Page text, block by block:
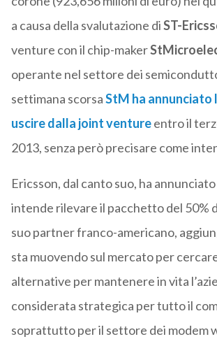
a causa della svalutazione diST-
venture con il chip-maker
operante nel settore dei
settimana scorsaStM ha annunciato
uscire dalla joint ventureentro il
2013, senza però precisare come
Ericsson, dal canto suo, ha
intende rilevare il pacchetto del 50%
suo partner franco-americano,
sta muovendo sul mercato per
alternative per mantenere in vita
considerata strategica per tutto il
soprattutto per il settore dei modem